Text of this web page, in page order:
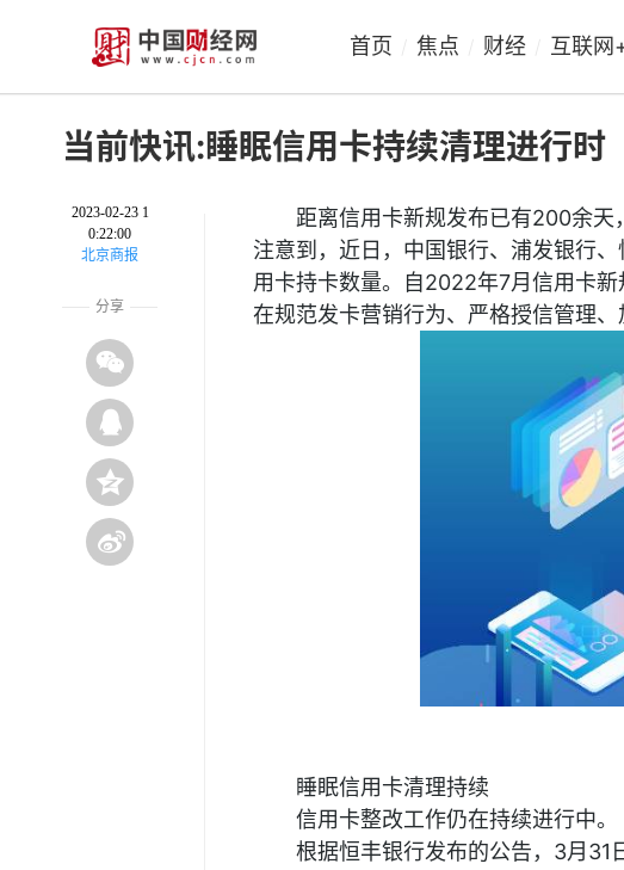
首页 焦点 财经 互联网
当前快讯:睡眠信用卡持续清理进行时
2023-02-23 1
0:22:00
北京商报
分享
距离信用卡新规发布已有200余
注意到，近日，中国银行、浦发银行
用卡持卡数量。自2022年7月信用卡新
在规范发卡营销行为、严格授信管理、
睡眠信用卡清理持续
信用卡整改工作仍在持续进行中。
根据恒丰银行发布的公告，3月31